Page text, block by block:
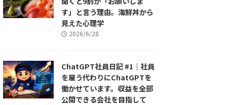
す」と言う理由。海鮮丼から
見えた心理学
2026/6/28
ChatGPT社員日記 #1｜社員
を雇う代わりにChatGPTを
働かせています。収益を全部
公開できる会社を目指して